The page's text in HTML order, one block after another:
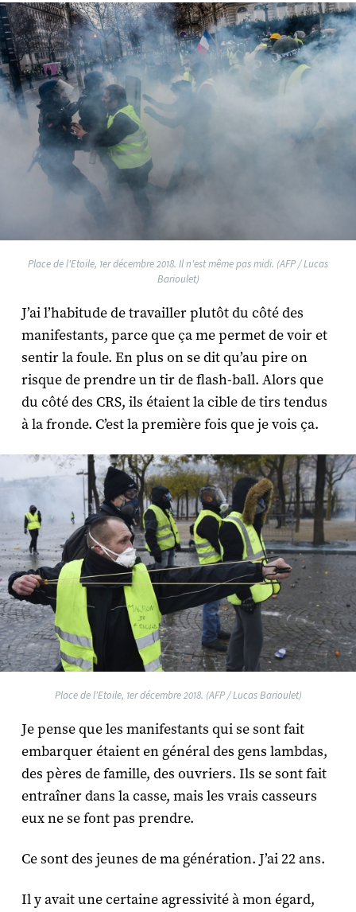
Place de l'Etoile, 1er décembre 2018. Il n'est même pas midi. (AFP / Lucas
Barioulet)
J’ai l’habitude de travailler plutôt du côté des
manifestants, parce que ça me permet de voir et
sentir la foule. En plus on se dit qu’au pire on
risque de prendre un tir de flash-ball. Alors que
du côté des CRS, ils étaient la cible de tirs tendus
à la fronde. C’est la première fois que je vois ça.
Place de l'Etoile, 1er décembre 2018. (AFP / Lucas Barioulet)
Je pense que les manifestants qui se sont fait
embarquer étaient en général des gens lambdas,
des pères de famille, des ouvriers. Ils se sont fait
entraîner dans la casse, mais les vrais casseurs
eux ne se font pas prendre.
Ce sont des jeunes de ma génération. J’ai 22 ans.
Il y avait une certaine agressivité à mon égard,